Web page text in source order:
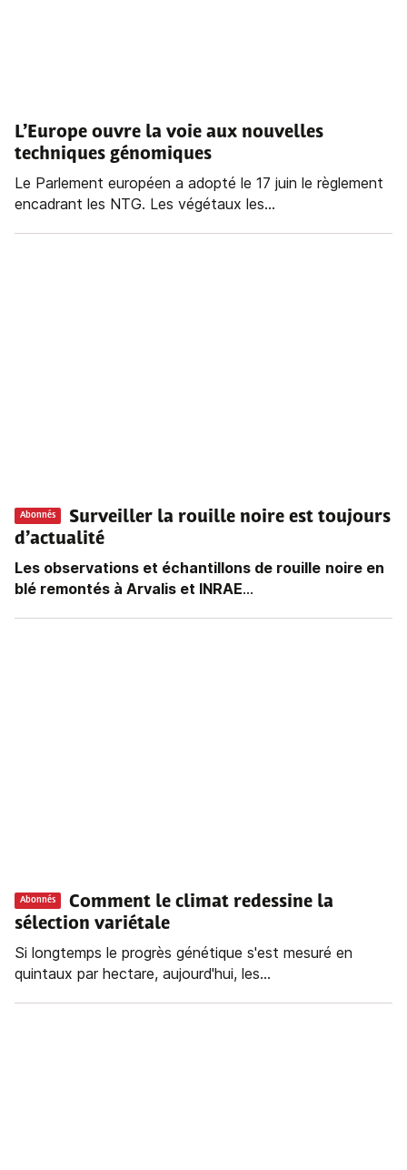
L’Europe ouvre la voie aux nouvelles
techniques génomiques
Le Parlement européen a adopté le 17 juin le règlement
encadrant les NTG. Les végétaux les...
Abonnés
Surveiller la rouille noire est toujours
d’actualité
Les observations et échantillons de rouille noire en
blé remontés à Arvalis et INRAE...
Abonnés
Comment le climat redessine la
sélection variétale
Si longtemps le progrès génétique s'est mesuré en
quintaux par hectare, aujourd'hui, les...